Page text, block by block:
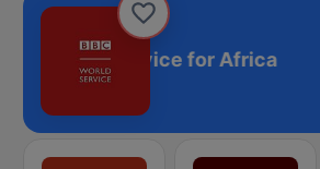
World Service for Africa